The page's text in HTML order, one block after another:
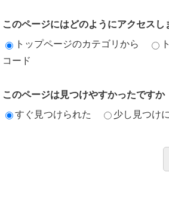
このページにはどのようにアクセスし
トップページのカテゴリから
コード
このページは見つけやすかったですか
すぐ見つけられた
少し見つけ